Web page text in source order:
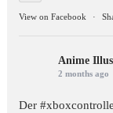
View on Facebook ·
Anime
2 months ago
Der